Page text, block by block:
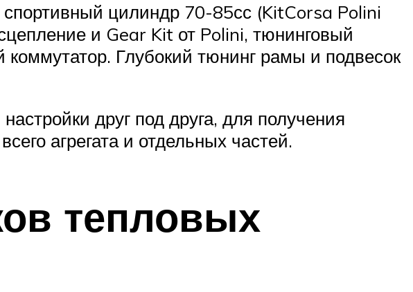
цилиндр 70-85сс (KitCorsa Polini
и Gear Kit от Polini, тюнинговый
Глубокий тюнинг рамы и подвесок
друг под друга, для получения
агрегата и отдельных частей.
тепловых